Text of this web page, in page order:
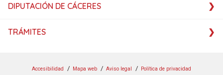
DIPUTACIÓN DE CÁCERES
TRÁMITES
Accesibilidad Mapa web Aviso legal Política de privacidad